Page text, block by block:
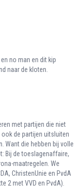
no man en dit kip
naar de kloten.
met partijen die niet
de partijen uitsluiten
Want die hebben bij volle
Bij de toeslagenaffaire,
maatregelen. We
ChristenUnie en PvdA
2 met VVD en PvdA).